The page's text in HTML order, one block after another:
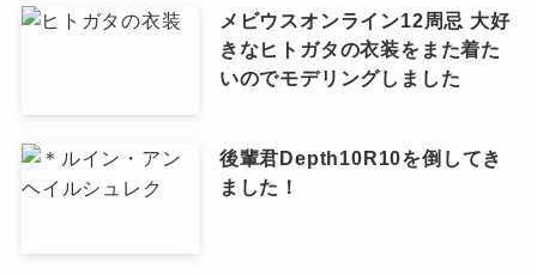
メビウスオンライン12周忌 大好
きなヒトガタの衣装をまた着た
いのでモデリングしました
後輩君Depth10R10を倒してき
ました！